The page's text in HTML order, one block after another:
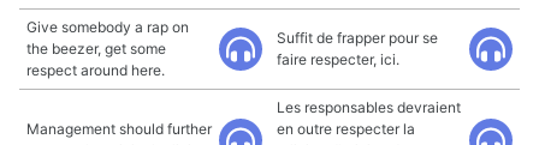
Give somebody a rap on
the beezer, get some
respect around here.
Suffit de frapper pour se
faire respecter, ici.
Management should further
Les responsables devraient
en outre respecter la